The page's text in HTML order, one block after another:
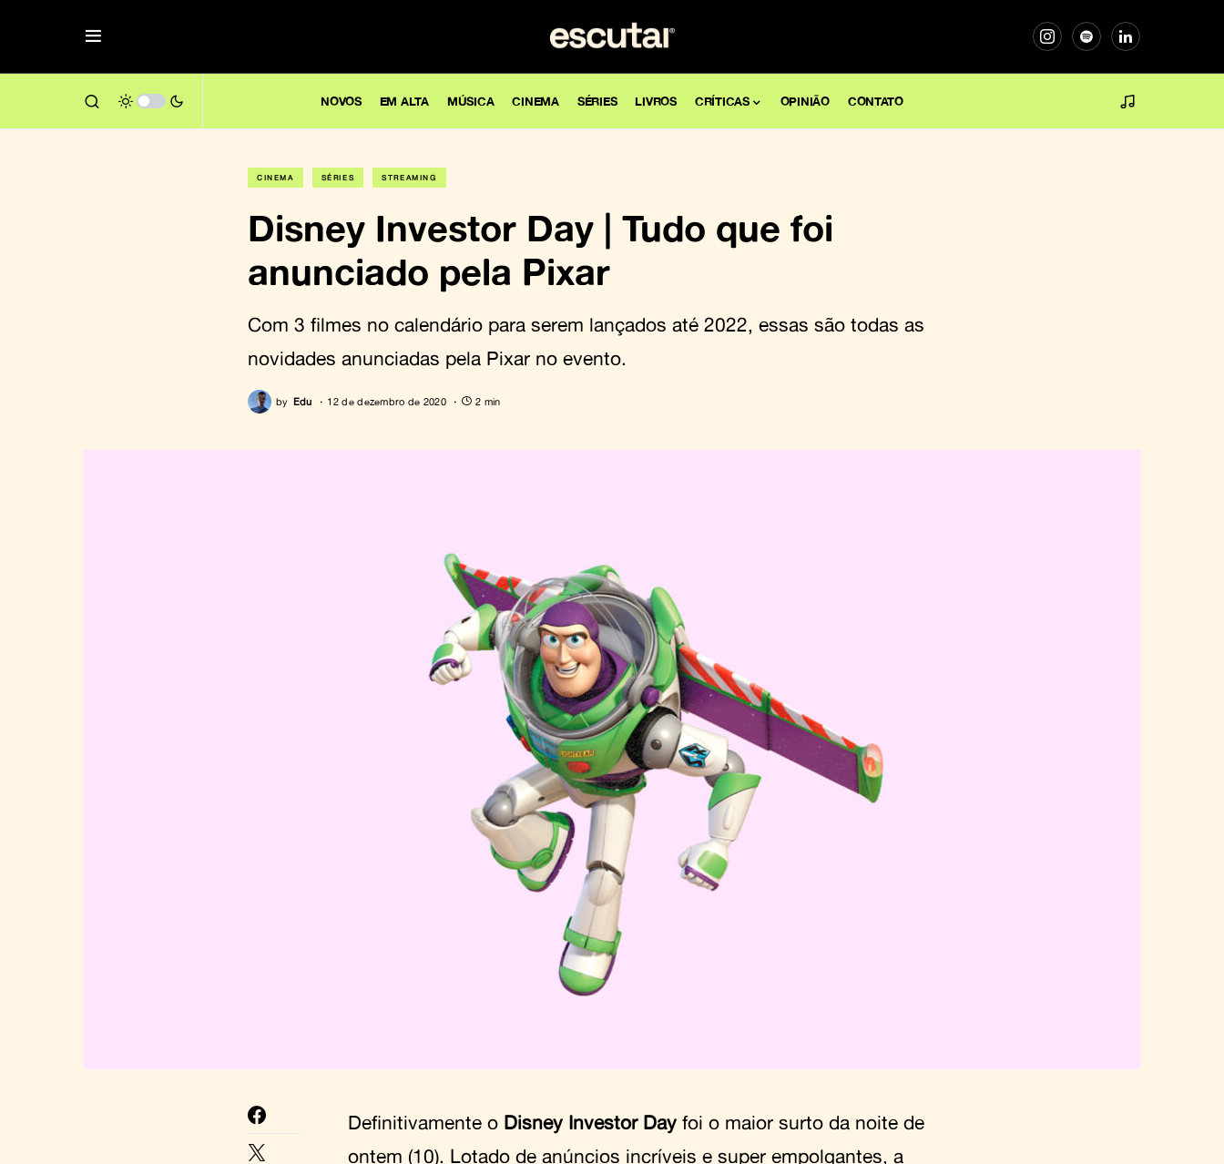
NOVOS EM ALTA MÚSICA CINEMA SÉRIES LIVROS CRÍTICAS OPINIÃO CONTATO
CINEMA SÉRIES STREAMING
Disney Investor Day | Tudo que foi
anunciado pela Pixar
Com 3 filmes no calendário para serem lançados até 2022, essas são todas as
novidades anunciadas pela Pixar no evento.
by Edu 12 de dezembro de 2020 2 min
Definitivamente o Disney Investor Day foi o maior surto da noite de
ontem (10). Lotado de anúncios incríveis e super empolgantes, a